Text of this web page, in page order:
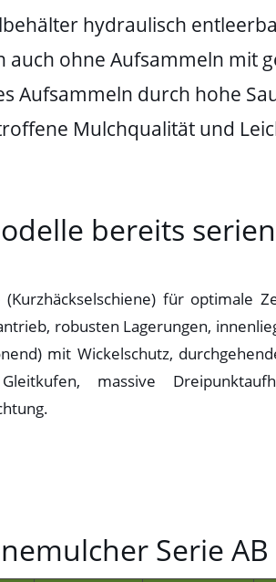
hydraulisch
auch ohne Aufsammeln mit
Aufsammeln durch hohe
Mulchqualität und
bereits
(Kurzhäckselschiene) für optimale
robusten Lagerungen,
mit Wickelschutz,
massive
Serie AB